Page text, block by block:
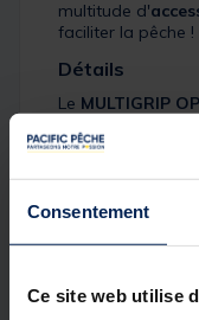
Consentement
Ce site web utilise
multitude d'
faciliter la pêche !
Détails
Le MULTIGRIP
contrainte sur
diamètres 25
support en un
Pour cela,
nécessitant pas